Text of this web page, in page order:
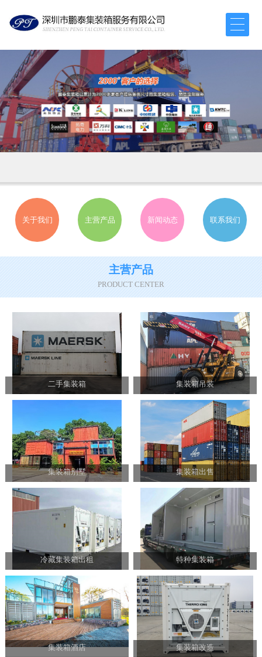
关于我们 主营产品 新闻动态 联系我们
主营产品
PRODUCT CENTER
二手集装箱 集装箱吊装
集装箱别墅 集装箱出售
冷藏集装箱出租 特种集装箱
集装箱酒店 集装箱改造